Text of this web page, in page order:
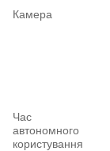
Камера
Час
автономного
користування